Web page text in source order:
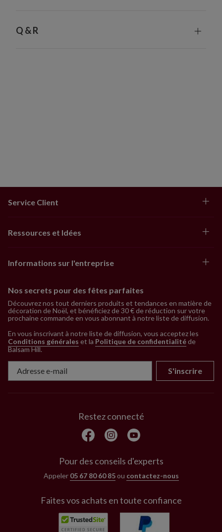
Q & R
Service Client
Ressources et Idées
Informations sur l'entreprise
Nos secrets pour des fêtes parfaites
Découvrez nos tout derniers produits et tendances en matière de
décoration de Noël, et bénéficiez de 30 € de réduction sur votre
prochaine commande en vous abonnant à notre liste de diffusion.
En vous inscrivant à notre liste de diffusion, vous acceptez les
Conditions générales et la Politique de confidentialitéde
Balsam Hill.
S'inscrire
Restez connecté
Pour des conseils d'experts
Appeler 05 67 80 60 85ou contactez-nous
Faites vos achats en toute confiance